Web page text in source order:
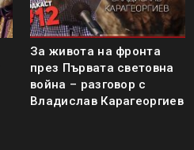
За живота на фронта
през Първата световна
война – разговор с
Владислав Карагеоргиев